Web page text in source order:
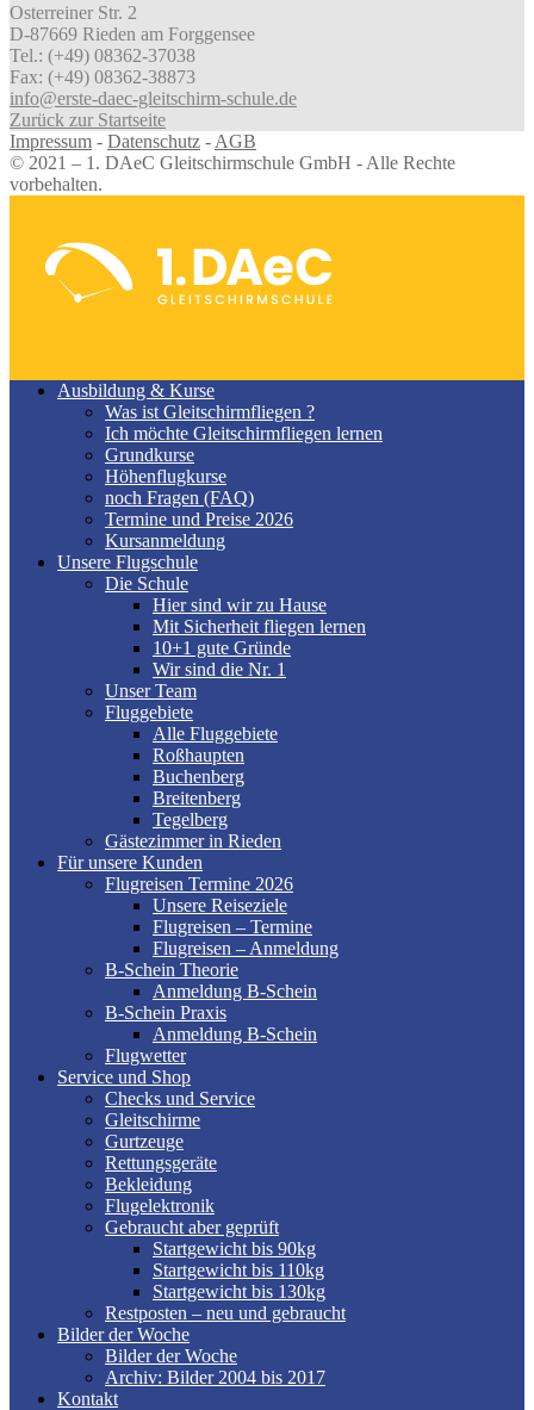
Osterreiner Str. 2
D-87669 Rieden am Forggensee
Tel.: (+49) 08362-37038
Fax: (+49) 08362-38873
info@erste-daec-gleitschirm-schule.de
Zurück zur Startseite
Impressum - Datenschutz - AGB
© 2021 – 1. DAeC Gleitschirmschule GmbH - Alle Rechte
vorbehalten.
Ausbildung & Kurse
Was ist Gleitschirmfliegen ?
Ich möchte Gleitschirmfliegen lernen
Grundkurse
Höhenflugkurse
noch Fragen (FAQ)
Termine und Preise 2026
Kursanmeldung
Unsere Flugschule
Die Schule
Hier sind wir zu Hause
Mit Sicherheit fliegen lernen
10+1 gute Gründe
Wir sind die Nr. 1
Unser Team
Fluggebiete
Alle Fluggebiete
Roßhaupten
Buchenberg
Breitenberg
Tegelberg
Gästezimmer in Rieden
Für unsere Kunden
Flugreisen Termine 2026
Unsere Reiseziele
Flugreisen – Termine
Flugreisen – Anmeldung
B-Schein Theorie
Anmeldung B-Schein
B-Schein Praxis
Anmeldung B-Schein
Flugwetter
Service und Shop
Checks und Service
Gleitschirme
Gurtzeuge
Rettungsgeräte
Bekleidung
Flugelektronik
Gebraucht aber geprüft
Startgewicht bis 90kg
Startgewicht bis 110kg
Startgewicht bis 130kg
Restposten – neu und gebraucht
Bilder der Woche
Bilder der Woche
Archiv: Bilder 2004 bis 2017
Kontakt